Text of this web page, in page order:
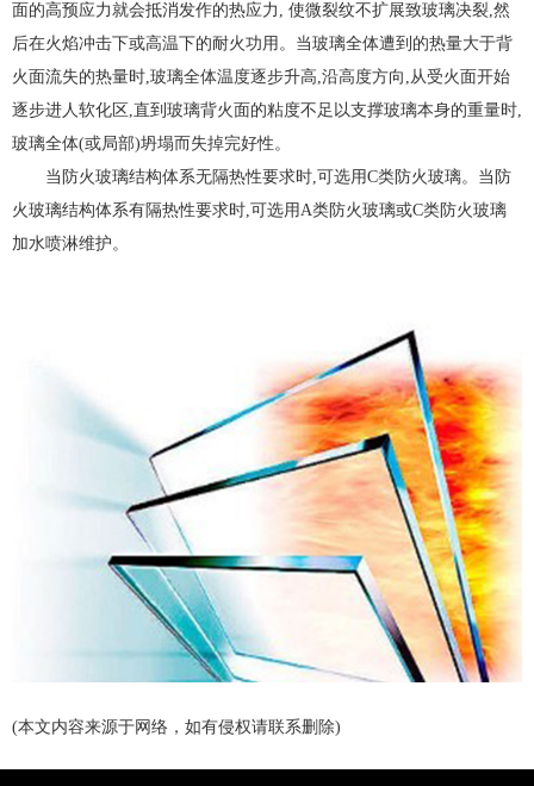
面的高预应力就会抵消发作的热应力, 使微裂纹不扩展致玻璃决裂,然
后在火焰冲击下或高温下的耐火功用。当玻璃全体遭到的热量大于背
火面流失的热量时,玻璃全体温度逐步升高,沿高度方向,从受火面开始
逐步进人软化区,直到玻璃背火面的粘度不足以支撑玻璃本身的重量时,
玻璃全体(或局部)坍塌而失掉完好性。
当防火玻璃结构体系无隔热性要求时,可选用C类防火玻璃。当防
火玻璃结构体系有隔热性要求时,可选用A类防火玻璃或C类防火玻璃
加水喷淋维护。
(本文内容来源于网络，如有侵权请联系删除)